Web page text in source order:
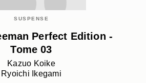
SUSPENSE
Perfect Edition -
Tome 03
Kazuo Koike
Ryoichi Ikegami